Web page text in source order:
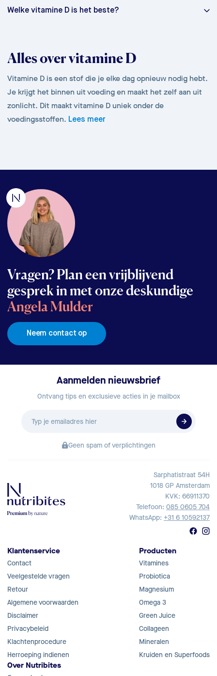
Welke vitamine D is het beste?
Alles over vitamine D
Vitamine D is een stof die je elke dag opnieuw nodig hebt.
Je krijgt het binnen uit voeding en maakt het zelf aan uit
zonlicht. Dit maakt vitamine D uniek onder de
voedingsstoffen. Lees meer
Vragen? Plan een vrijblijvend
gesprek in met onze deskundige
Angela Mulder
Neem contact op
Aanmelden nieuwsbrief
Ontvang tips en exclusieve acties in je mailbox
Geen spam of verplichtingen
Sarphatistraat 54H
1018 GP Amsterdam
KVK: 66911370
Telefoon: 085 0605 704
WhatsApp: +31 6 10592137
Klantenservice
Contact
Veelgestelde vragen
Retour
Algemene voorwaarden
Disclaimer
Privacybeleid
Klachtenprocedure
Herroeping indienen
Producten
Vitamines
Probiotica
Magnesium
Omega 3
Green Juice
Collageen
Mineralen
Kruiden en Superfoods
Over Nutribites